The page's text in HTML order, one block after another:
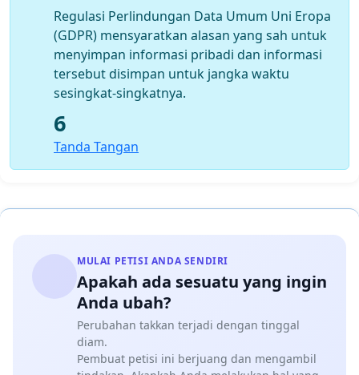
Regulasi Perlindungan Data Umum Uni Eropa
(GDPR) mensyaratkan alasan yang sah untuk
menyimpan informasi pribadi dan informasi
tersebut disimpan untuk jangka waktu
sesingkat-singkatnya.
6
Tanda Tangan
MULAI PETISI ANDA SENDIRI
Apakah ada sesuatu yang ingin
Anda ubah?
Perubahan takkan terjadi dengan tinggal
diam.
Pembuat petisi ini berjuang dan mengambil